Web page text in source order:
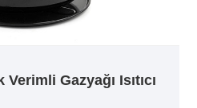
Gazyağı Isıtıcı